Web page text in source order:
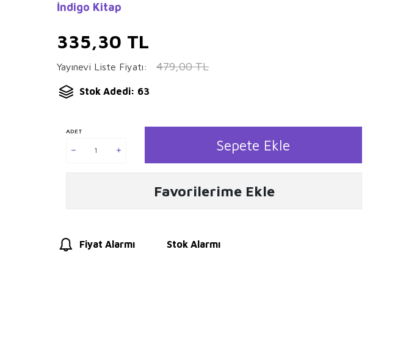
İndigo Kitap
335,30 TL
Yayınevi Liste Fiyatı: 479,00TL
Stok Adedi: 63
ADET
Sepete Ekle
Favorilerime Ekle
Fiyat Alarmı Stok Alarmı